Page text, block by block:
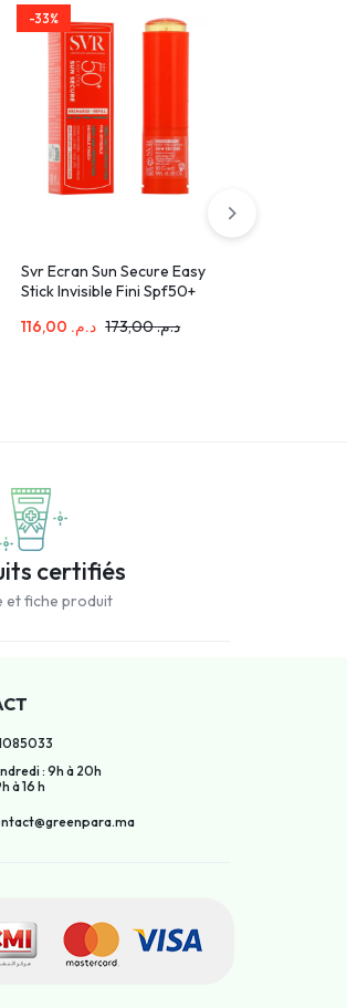
-33%
Svr Ecran Sun Secure Easy
Stick Invisible Fini Spf50+
د.م. د.م.173,00
certifiés
et fiche produit
: 9h à 20h
à 16 h